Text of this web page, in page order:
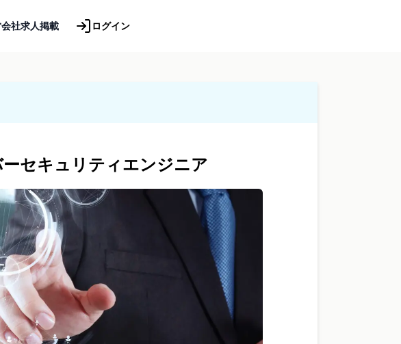
社求人掲載 ログイン
セキュリティエンジニア